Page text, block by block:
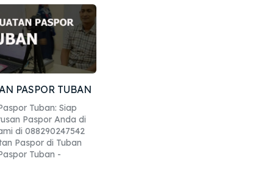
Explore our
Explore our
PASPOR TUBAN
Tuban: Siap
Paspor Anda di
di 088290247542
Paspor di Tuban
Tuban -